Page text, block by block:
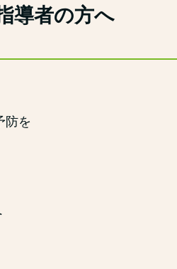
導者の方へ
防を